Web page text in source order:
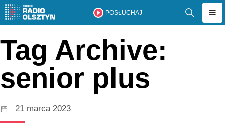
POSŁUCHAJ
Tag Archive:
senior plus
21 marca 2023